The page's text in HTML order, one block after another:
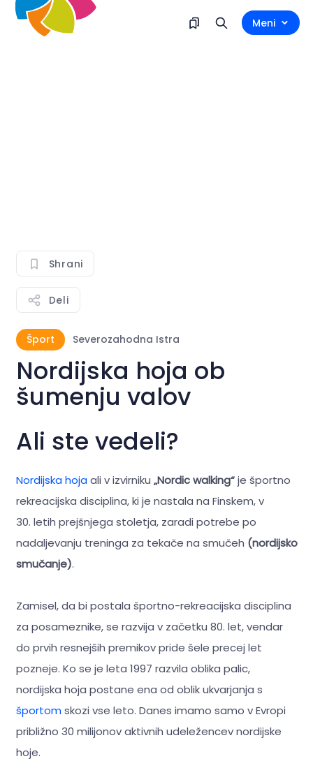
Meni
Shrani
Deli
Šport Severozahodna Istra
Nordijska hoja ob
šumenju valov
Ali ste vedeli?
Nordijska hojaali v izvirniku „Nordic walking“je športno
rekreacijska disciplina, ki je nastala na Finskem, v
30. letih prejšnjega stoletja, zaradi potrebe po
nadaljevanju treninga za tekače na smučeh (nordijsko
smučanje).
Zamisel, da bi postala športno-rekreacijska disciplina
za posameznike, se razvija v začetku 80. let, vendar
do prvih resnejših premikov pride šele precej let
pozneje. Ko se je leta 1997 razvila oblika palic,
nordijska hoja postane ena od oblik ukvarjanja s
športomskozi vse leto. Danes imamo samo v Evropi
približno 30 milijonov aktivnih udeležencev nordijske
hoje.